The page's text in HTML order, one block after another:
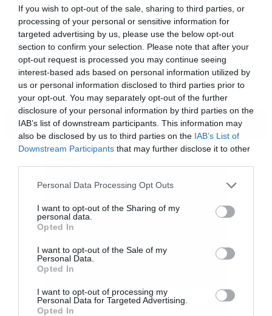
If you wish to opt-out of the sale, sharing to third parties, or
processing of your personal or sensitive information for
targeted advertising by us, please use the below opt-out
section to confirm your selection. Please note that after your
opt-out request is processed you may continue seeing
interest-based ads based on personal information utilized by
us or personal information disclosed to third parties prior to
your opt-out. You may separately opt-out of the further
disclosure of your personal information by third parties on the
IAB’s list of downstream participants. This information may
also be disclosed by us to third parties on the IAB’s List of
Downstream Participants that may further disclose it to other
Please note that this website/app uses one or more Google
not limited to your visit or usage behaviour. You may click to
grant or deny consent to Google and its third-party tags to
use your data for below specified purposes in below Google
consent section.
Personal Data Processing Opt Outs
I want to opt-out of the Sharing of my
personal data.
Opted In
I want to opt-out of the Sale of my
Personal Data.
Opted In
I want to opt-out of processing my
Personal Data for Targeted Advertising.
Opted In
αλλά η πορεία τους δεν αναλύθηκε ποτέ κάτι
που αποτελούσε το βαρύ χαρτί της σειράς όλα
τα προηγούμενα χρόνια.
Η λύση όπως έχει δηλώσει πολλές φορές ο
George RR Martin θα ήταν η σειρά να
συνεχιζόταν, αφού υπήρχε μπόλικο υλικό για να
καλύψει, όμως υπάρχουν λεπτομέρειες που
ίσως να βοηθούσαν ειδικά στην περίπτωση της
Ντενέρις.
ΠΕΡΙΣΣΟΤΕΡΑ